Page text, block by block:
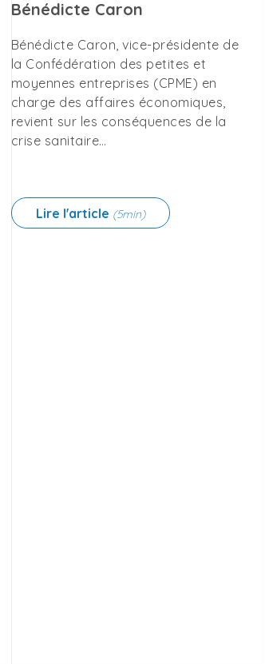
Bénédicte Caron
Bénédicte Caron, vice-présidente de
la Confédération des petites et
moyennes entreprises (CPME) en
charge des affaires économiques,
revient sur les conséquences de la
crise sanitaire…
Lire l'article (5min)